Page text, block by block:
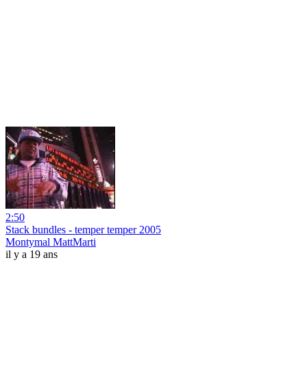
2:50
Stack bundles - temper temper 2005
Montymal MattMarti
il y a 19 ans